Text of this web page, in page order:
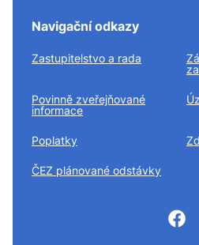
Navigační odkazy
Zastupitelstvo a rada
Povinně zveřejňované
informace
Poplatky
ČEZ plánované odstávky